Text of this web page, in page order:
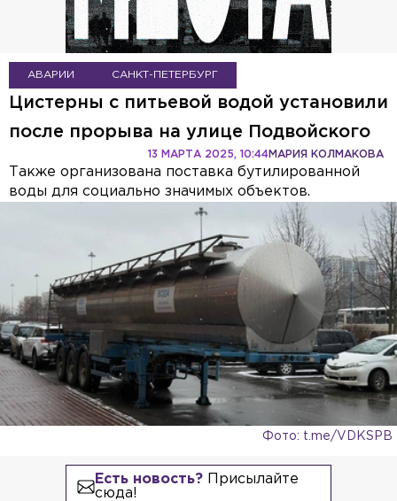
АВАРИИ САНКТ-ПЕТЕРБУРГ
Цистерны с питьевой водой установили
после прорыва на улице Подвойского
МАРИЯ КОЛМАКОВА
13 МАРТА 2025, 10:44
Также организована поставка бутилированной
воды для социально значимых объектов.
Фото: t.me/VDKSPB
Есть новость?Присылайте
сюда!